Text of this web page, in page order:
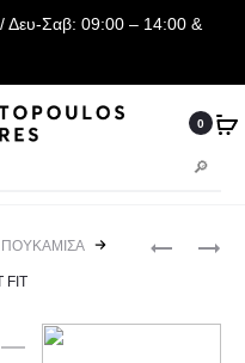
/ Δευ-Σαβ: 09:00 – 14:00 &
0
ΠΟΥΚΑΜΙΣΑ
FIT